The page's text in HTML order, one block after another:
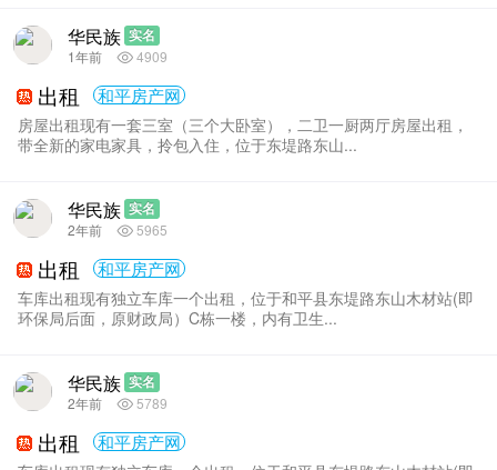
实名
华民族
1年前 4909
出租 和平房产网
房屋出租现有一套三室（三个大卧室），二卫一厨两厅房屋出租，
带全新的家电家具，拎包入住，位于东堤路东山...
实名
华民族
2年前 5965
出租 和平房产网
车库出租现有独立车库一个出租，位于和平县东堤路东山木材站(即
环保局后面，原财政局）C栋一楼，内有卫生...
实名
华民族
2年前 5789
出租 和平房产网